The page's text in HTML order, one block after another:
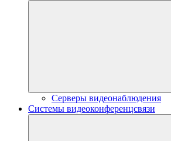
Серверы видеонаблюдения
Системы видеоконференцсвязи